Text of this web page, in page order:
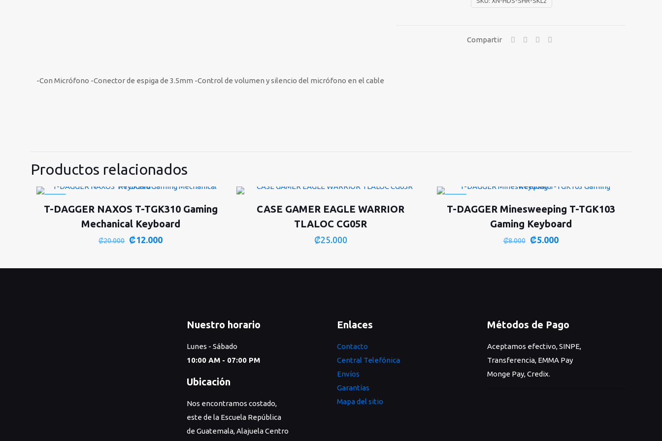
Compartir
-Con Micrófono -Conector de espiga de 3.5mm -Control de volumen y silencio del micrófono en el cable
Productos relacionados
T-DAGGER NAXOS T-TGK310 Gaming
Mechanical Keyboard
₡20.000
El
original
₡12.000El
actual
CASE GAMER EAGLE WARRIOR
TLALOC CG05R
₡25.000
T-DAGGER Minesweeping T-TGK103
Gaming Keyboard
₡8.000
El
original
₡5.000El
actual
Nuestro horario
Lunes - Sábado
10:00 AM - 07:00 PM
Ubicación
Nos encontramos costado,
este de la Escuela República
de Guatemala, Alajuela Centro
Enlaces
Contacto
Central Telefónica
Envíos
Garantías
Mapa del sitio
Métodos de Pago
Aceptamos efectivo, SINPE,
Transferencia, EMMA Pay
Monge Pay, Credix.